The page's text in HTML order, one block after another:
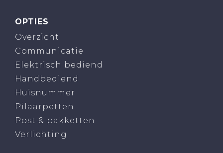
OPTIES
Overzicht
Communicatie
Elektrisch bediend
Handbediend
Huisnummer
Pilaarpetten
Post & pakketten
Verlichting